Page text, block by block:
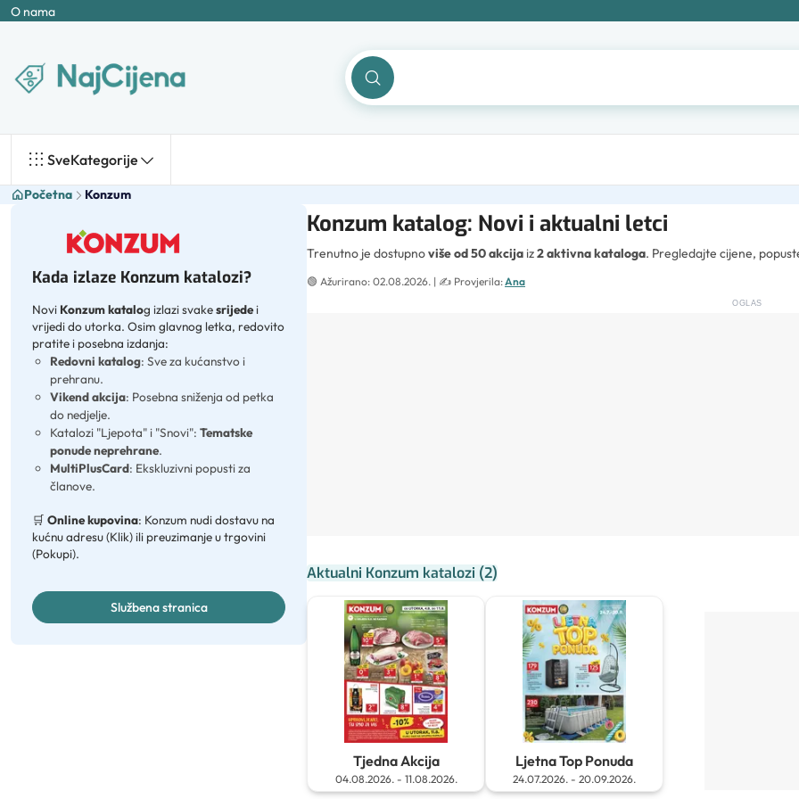
O nama
SveKategorije
Početna Konzum
Konzum katalog: Novi i aktualni letci
Trenutno je dostupnoviše od 50 akcija iz2 aktivna kataloga. Pregledajte cijene,
🟢 Ažurirano: 02.08.2026. | ✍️ Provjerila:Ana
OGLAS
Aktualni Konzum katalozi (2)
Tjedna Akcija
04.08.2026.- 11.08.2026.
Ljetna Top Ponuda
24.07.2026. - 20.09.2026.
Kada izlaze Konzum katalozi?
Novi Konzum katalog izlazi svakesrijedei
vrijedi do utorka. Osim glavnog letka, redovito
pratite i posebna izdanja:
Redovni katalog: Sve za kućanstvo i
prehranu.
Vikend akcija: Posebna sniženja od petka
do nedjelje.
Katalozi "Ljepota" i "Snovi": Tematske
ponude neprehrane.
MultiPlusCard: Ekskluzivni popusti za
članove.
🛒 Online kupovina: Konzum nudi dostavu na
kućnu adresu (Klik) ili preuzimanje u trgovini
(Pokupi).
Službena stranica